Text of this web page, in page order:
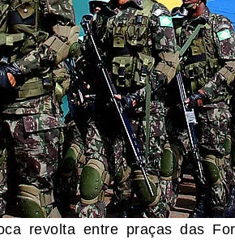
revolta entre praças das